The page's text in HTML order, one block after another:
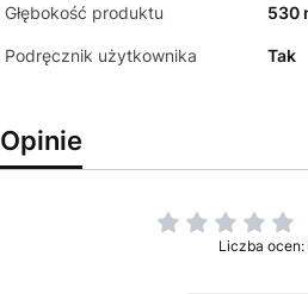
Głębokość produktu 530
Podręcznik użytkownika Tak
Opinie
Liczba ocen: